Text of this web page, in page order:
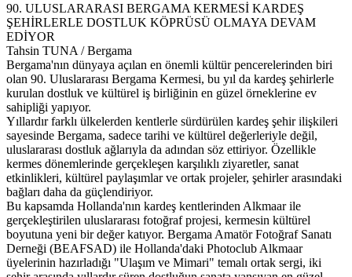
90. ULUSLARARASI BERGAMA KERMESİ KARDEŞ
ŞEHİRLERLE DOSTLUK KÖPRÜSÜ OLMAYA DEVAM
EDİYOR
Tahsin TUNA / Bergama
Bergama'nın dünyaya açılan en önemli kültür pencerelerinden biri
olan 90. Uluslararası Bergama Kermesi, bu yıl da kardeş şehirlerle
kurulan dostluk ve kültürel iş birliğinin en güzel örneklerine ev
sahipliği yapıyor.
Yıllardır farklı ülkelerden kentlerle sürdürülen kardeş şehir ilişkileri
sayesinde Bergama, sadece tarihi ve kültürel değerleriyle değil,
uluslararası dostluk ağlarıyla da adından söz ettiriyor. Özellikle
kermes dönemlerinde gerçekleşen karşılıklı ziyaretler, sanat
etkinlikleri, kültürel paylaşımlar ve ortak projeler, şehirler arasındaki
bağları daha da güçlendiriyor.
Bu kapsamda Hollanda'nın kardeş kentlerinden Alkmaar ile
gerçekleştirilen uluslararası fotoğraf projesi, kermesin kültürel
boyutuna yeni bir değer katıyor. Bergama Amatör Fotoğraf Sanatı
Derneği (BEAFSAD) ile Hollanda'daki Photoclub Alkmaar
üyelerinin hazırladığı "Ulaşım ve Mimari" temalı ortak sergi, iki